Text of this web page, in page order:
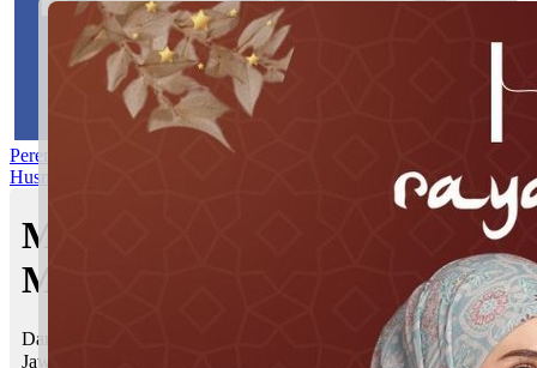
Perempuan Nama Gabungan
Husna
Maksud nama Danin Aileen |
Maksud Nama dalam Islam
Danin Aileen bermaksud Puteri; Cahaya terang
Jawi: